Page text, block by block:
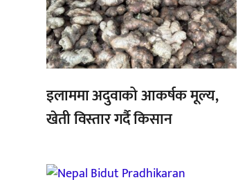
इलाममा अदुवाको आकर्षक मूल्य,
खेती विस्तार गर्दै किसान
,